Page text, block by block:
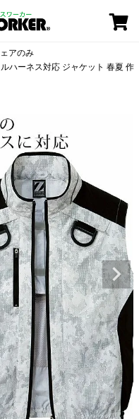
アのみ
ハーネス対応 ジャケット 春夏 作